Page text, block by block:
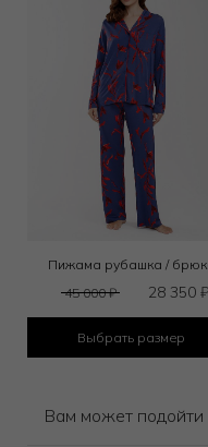
Пижама рубашка /
45 000₽ 28 350₽
Выбрать размер
Вам может подойти